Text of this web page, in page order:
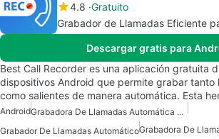
4.8 Gratuito
Grabador de Llamadas Eficiente
Descargar gratis para
Best Call Recorder es una aplicación gratuita
dispositivos Android que permite grabar tanto
como salientes de manera automática. Esta
Android
Grabadora De Llamadas Automática Para Android
Grabador De Llamadas AutomáticoGrabadora De